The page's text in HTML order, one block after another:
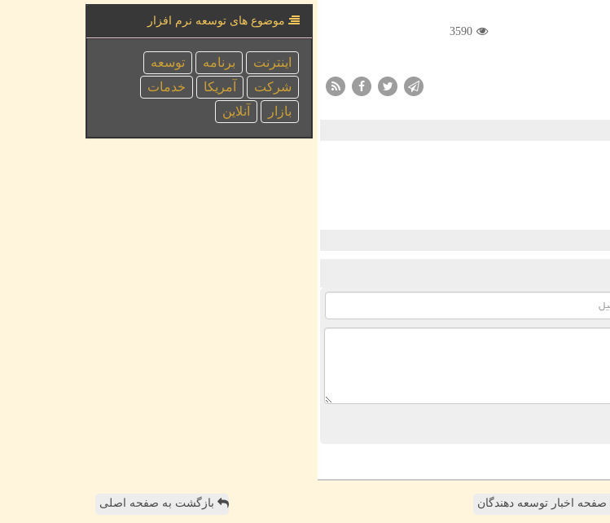
3590
موضوع های توسعه نرم افزار
اینترنت برنامه
توسعه
شركت
آمریكا
خدمات
بازار
آنلاین
صفحه اخبار توسعه دهندگان بازگشت به صفحه اصلی